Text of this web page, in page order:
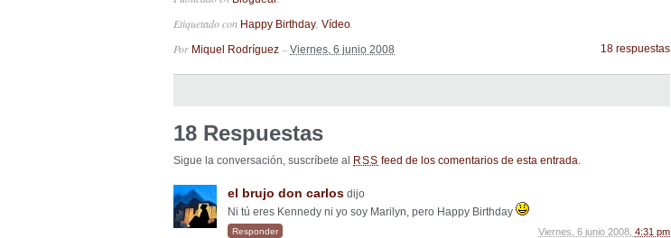
Etiquetado con Happy Birthday Vídeo
18 respuestas
Por Miquel Rodríguez – Viernes, 6 junio 2008
18 Respuestas
Sigue la conversación, suscríbete al RSS feed de los comentarios de esta entrada.
el brujo don carlos dijo
Ni tú eres Kennedy ni yo soy Marilyn, pero Happy Birthday
Viernes, 6 junio 2008, 4:31 pm
Responder